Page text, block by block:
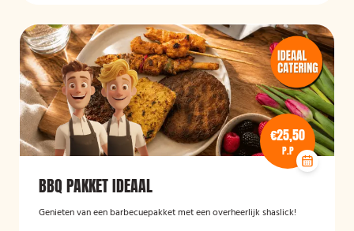
€25,50
P.P
BBQ PAKKET IDEAAL
Genieten van een barbecuepakket met een overheerlijk shaslick!